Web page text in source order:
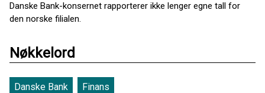
Danske Bank-konsernet rapporterer ikke lenger egne tall for
den norske filialen.
Nøkkelord
Danske Bank Finans